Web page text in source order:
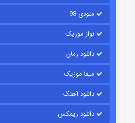
قسمت
ملودی 98
نواز موزیک
دانلود رمان
میفا موزیک
دانلود آهنگ
دانلود ریمکس